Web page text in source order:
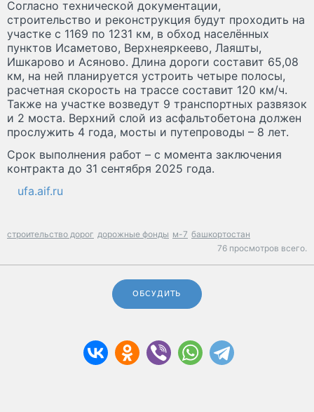
Согласно технической документации,
строительство и реконструкция будут проходить на
участке с 1169 по 1231 км, в обход населённых
пунктов Исаметово, Верхнеяркеево, Лаяшты,
Ишкарово и Асяново. Длина дороги составит 65,08
км, на ней планируется устроить четыре полосы,
расчетная скорость на трассе составит 120 км/ч.
Также на участке возведут 9 транспортных развязок
и 2 моста. Верхний слой из асфальтобетона должен
прослужить 4 года, мосты и путепроводы – 8 лет.
Срок выполнения работ – с момента заключения
контракта до 31 сентября 2025 года.
ufa.aif.ru
строительство дорог дорожные фонды м-7 башкортостан
76 просмотров всего.
ОБСУДИТЬ